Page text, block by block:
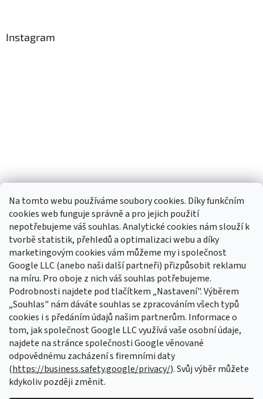
Na tomto webu používáme soubory cookies. Díky funkčním
cookies web funguje správně a pro jejich použití
nepotřebujeme váš souhlas. Analytické cookies nám slouží k
tvorbě statistik, přehledů a optimalizaci webu a díky
marketingovým cookies vám můžeme my i společnost
Google LLC (anebo naši další partneři) přizpůsobit reklamu
na míru. Pro oboje z nich váš souhlas potřebujeme.
Podrobnosti najdete pod tlačítkem „Nastavení". Výběrem
„Souhlas" nám dáváte souhlas se zpracováním všech typů
cookies i s předáním údajů našim partnerům. Informace o
tom, jak společnost Google LLC využívá vaše osobní údaje,
najdete na stránce společnosti Google věnované
odpovědnému zacházení s firemními daty
(https://business.safety.google/privacy/). Svůj výběr můžete
kdykoliv později změnit.
Instagram
Sledovat na Instagramu
Odebírat newsletter
Vložte svůj e-mail a my vám budeme zasílat informace o nových
produktech na našem e-shopu.
E-mail
Vložením e-mailu souhlasíte s podmínkami ochrany osobních údajů